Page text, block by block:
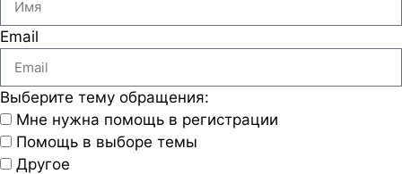
Email
Выберите тему обращения:
Мне нужна помощь в регистрации
Помощь в выборе темы
Другое